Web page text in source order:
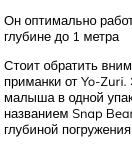
Он оптимально
глубине до 1 метра
Стоит обратить
приманки от Yo-Zuri.
малыша в одной
названием Snap
глубиной